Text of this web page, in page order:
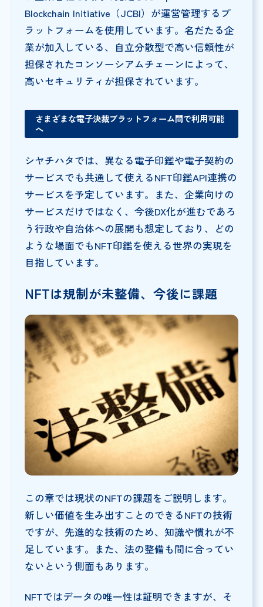
Blockchain Initiative（JCBI）が運営管理するプ
ラットフォームを使用しています。名だたる企
業が加入している、自立分散型で高い信頼性が
担保されたコンソーシアムチェーンによって、
高いセキュリティが担保されています。
さまざまな電子決裁プラットフォーム間で利用可能
へ
シヤチハタでは、異なる電子印鑑や電子契約の
サービスでも共通して使えるNFT印鑑API連携の
サービスを予定しています。また、企業向けの
サービスだけではなく、今後DX化が進むであろ
う行政や自治体への展開も想定しており、どの
ような場面でもNFT印鑑を使える世界の実現を
目指しています。
NFTは規制が未整備、今後に課題
この章では現状のNFTの課題をご説明します。
新しい価値を生み出すことのできるNFTの技術
ですが、先進的な技術のため、知識や慣れが不
足しています。また、法の整備も間に合ってい
ないという側面もあります。
NFTではデータの唯一性は証明できますが、そ